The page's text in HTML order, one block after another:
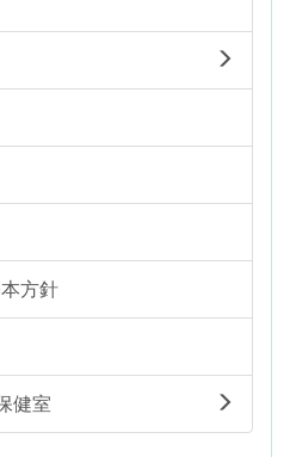
方針
健室